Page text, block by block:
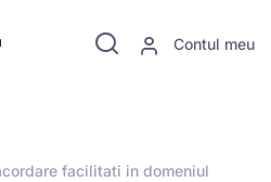
Contul meu
facilitati in domeniul